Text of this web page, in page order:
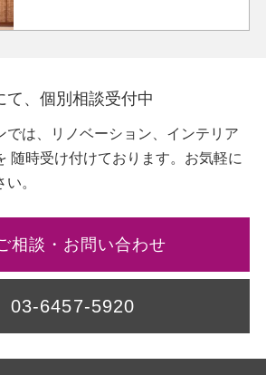
て、個別相談受付中
では、リノベーション、インテリア
随時受け付けております。お気軽に
。
談・お問い合わせ
03-6457-5920